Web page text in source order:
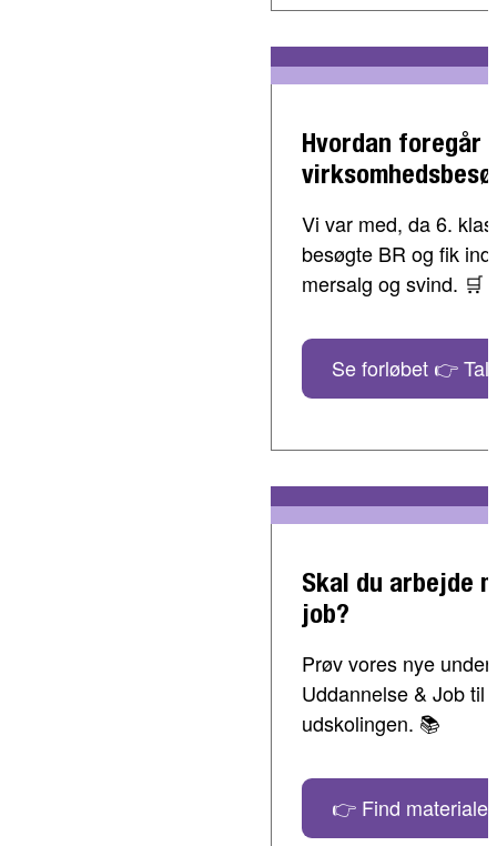
Hvordan foregår
Vi var med, da 6.
besøgte BR og fik
mersalg og svind. 🛒
Se forløbet 👉 Tal
Skal du arbejde
job?
Prøv vores nye
Uddannelse & Job til
udskolingen. 📚
👉 Find